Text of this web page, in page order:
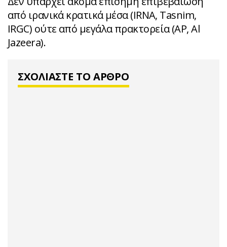
από ιρανικά κρατικά μέσα (IRNA, Tasnim,
IRGC) ούτε από μεγάλα πρακτορεία (AP, Al
Jazeera).
ΣΧΟΛΙΑΣΤΕ ΤΟ ΑΡΘΡΟ